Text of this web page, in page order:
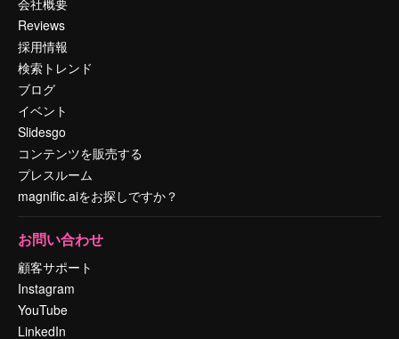
会社概要
Reviews
採用情報
検索トレンド
ブログ
イベント
Slidesgo
コンテンツを販売する
プレスルーム
magnific.aiをお探しですか？
お問い合わせ
顧客サポート
Instagram
YouTube
LinkedIn